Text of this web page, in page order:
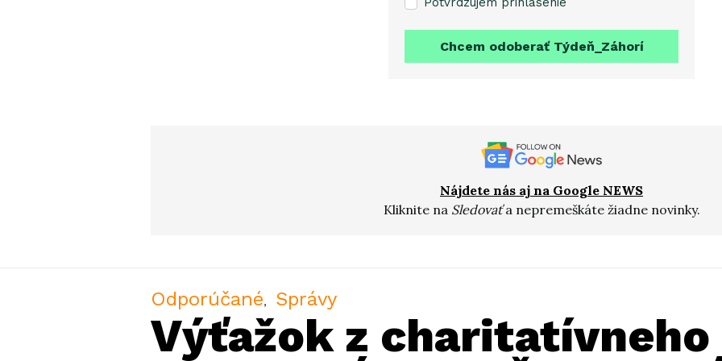
Chcem odoberať Týdeň_Záhorí
Nájdete nás aj na Google NEWS
Kliknite na Sledovaťa nepremeškáte žiadne novinky.
Odporúčané Správy
Výťažok z charitatívneho